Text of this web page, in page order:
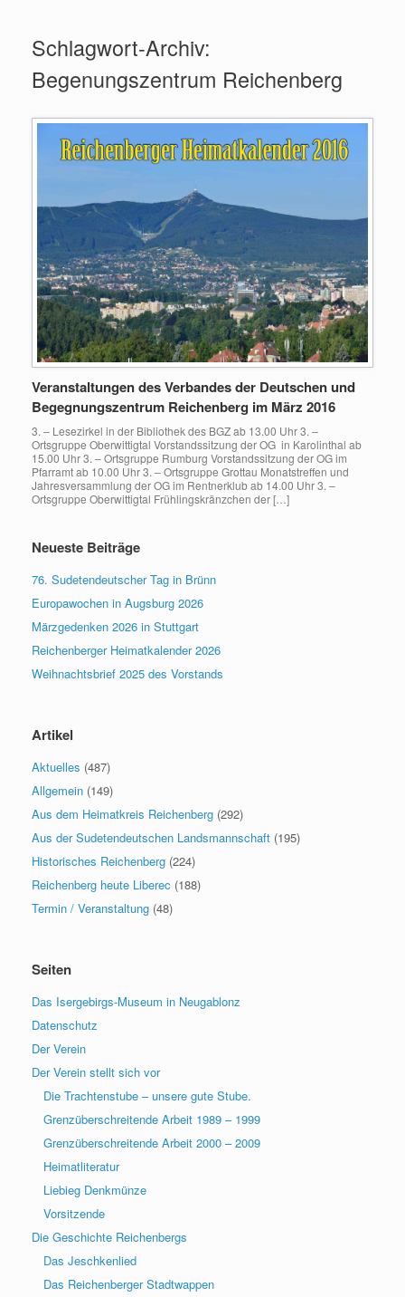
springenSchlagwort-Archiv:
Begenungszentrum Reichenberg
Veranstaltungen des Verbandes der Deutschen und
Begegnungszentrum Reichenberg im März 2016
3. – Lesezirkel in der Bibliothek des BGZ ab 13.00 Uhr 3. –
Ortsgruppe Oberwittigtal Vorstandssitzung der OG in Karolinthal ab
15.00 Uhr 3. – Ortsgruppe Rumburg Vorstandssitzung der OG im
Pfarramt ab 10.00 Uhr 3. – Ortsgruppe Grottau Monatstreffen und
Jahresversammlung der OG im Rentnerklub ab 14.00 Uhr 3. –
Ortsgruppe Oberwittigtal Frühlingskränzchen der […]
Neueste Beiträge
76. Sudetendeutscher Tag in Brünn
Europawochen in Augsburg 2026
Märzgedenken 2026 in Stuttgart
Reichenberger Heimatkalender 2026
Weihnachtsbrief 2025 des Vorstands
Artikel
Aktuelles (487)
Allgemein (149)
Aus dem Heimatkreis Reichenberg (292)
Aus der Sudetendeutschen Landsmannschaft (195)
Historisches Reichenberg (224)
Reichenberg heute Liberec (188)
Termin / Veranstaltung (48)
Seiten
Das Isergebirgs-Museum in Neugablonz
Datenschutz
Der Verein
Der Verein stellt sich vor
Die Trachtenstube – unsere gute Stube.
Grenzüberschreitende Arbeit 1989 – 1999
Grenzüberschreitende Arbeit 2000 – 2009
Heimatliteratur
Liebieg Denkmünze
Vorsitzende
Die Geschichte Reichenbergs
Das Jeschkenlied
Das Reichenberger Stadtwappen